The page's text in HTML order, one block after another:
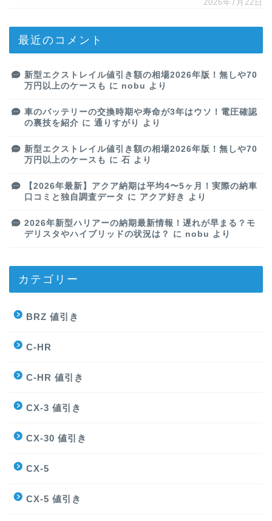
2026年7月22日
最近のコメント
新型エクストレイル値引き額の相場2026年版！無しや70
万円以上のケースも に nobu より
車のバッテリーの交換時期や寿命が3年はウソ！電圧確認
の裏技を紹介 に 通りすがり より
新型エクストレイル値引き額の相場2026年版！無しや70
万円以上のケースも に 石 より
【2026年最新】アクア納期は平均4〜5ヶ月！実際の納車
口コミと独自調査データ に アクア好き より
2026年新型ハリアーの納期最新情報！遅れが早まる？モ
デリスタやハイブリッドの状況は？
に nobu より
カテゴリー
BRZ 値引き
C-HR
C-HR 値引き
CX-3 値引き
CX-30 値引き
CX-5
CX-5 値引き